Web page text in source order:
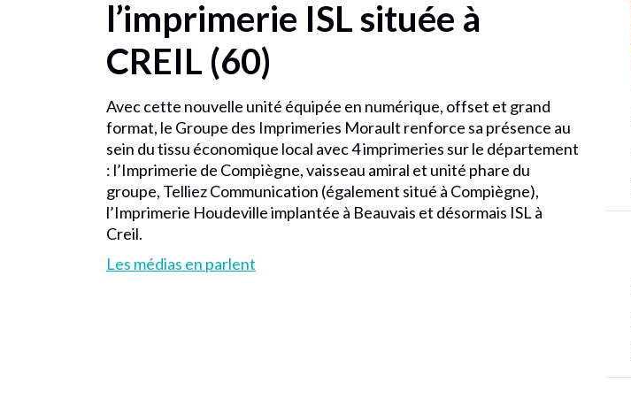
l’imprimerie ISL située à
CREIL (60)
Avec cette nouvelle unité équipée en numérique, offset et grand
format, le Groupe des Imprimeries Morault renforce sa présence au
sein du tissu économique local avec 4 imprimeries sur le département
: l’Imprimerie de Compiègne, vaisseau amiral et unité phare du
groupe, Telliez Communication (également situé à Compiègne),
l’Imprimerie Houdeville implantée à Beauvais et désormais ISL à
Creil.
Les médias en parlent